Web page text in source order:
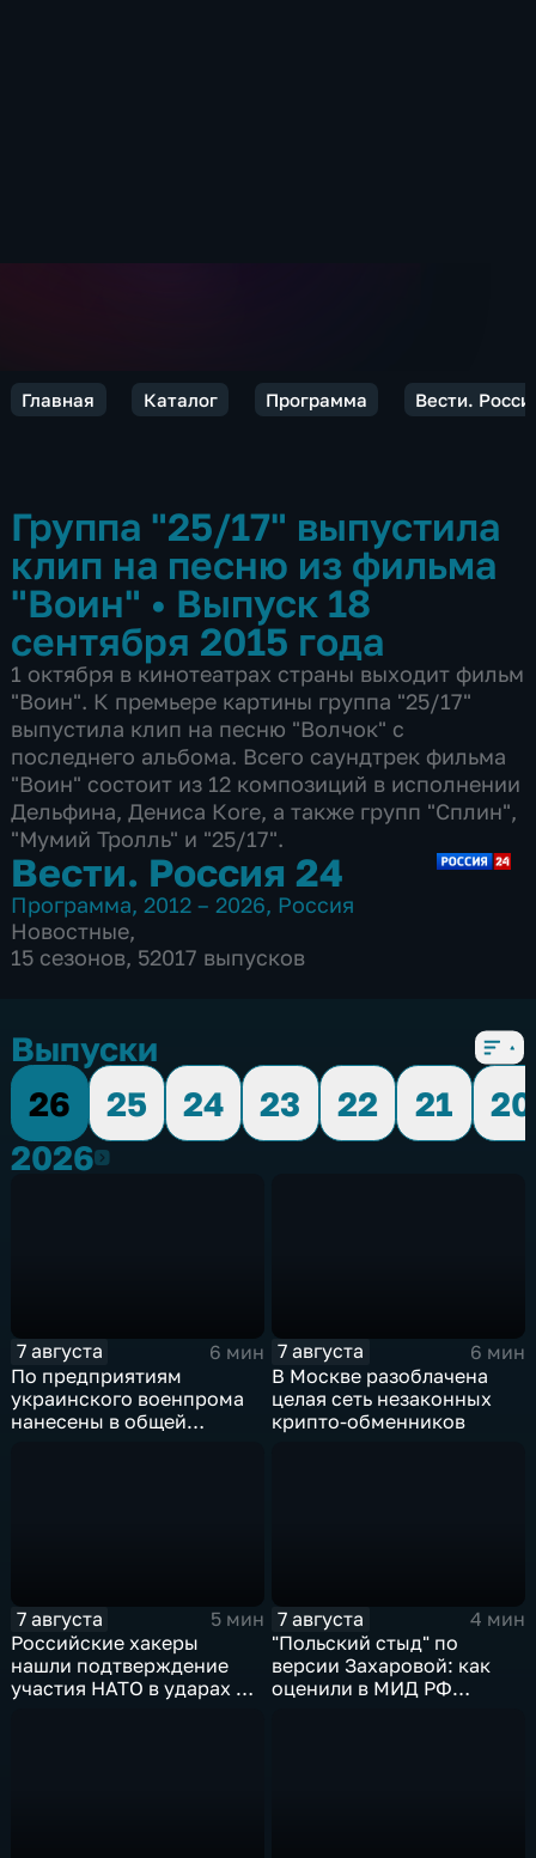
Главная Каталог Программа Вести.
Группа "25/17" выпустила
клип на песню из фильма
"Воин" • Выпуск 18
сентября 2015 года
1 октября в кинотеатрах страны выходит фильм
"Воин". К премьере картины группа "25/17"
выпустила клип на песню "Волчок" с
последнего альбома. Всего саундтрек фильма
"Воин" состоит из 12 композиций в исполнении
Дельфина, Дениса Коrе, а также групп "Сплин",
"Мумий Тролль" и "25/17".
Вести. Россия 24
Программа, 2012 – 2026, Россия
Новостные,
15 сезонов, 52017 выпусков
Выпуски
26
25 24 23 22 21
20
20262026
7 августа
6 мин
По предприятиям
украинского военпрома
нанесены в общей
7 августа
6 мин
В Москве разоблачена
целая сеть незаконных
крипто-обменников
7 августа
5 мин
Российские хакеры
нашли подтверждение
участия НАТО в ударах по
7 августа
4 мин
"Польский стыд" по
версии Захаровой: как
оценили в МИД РФ